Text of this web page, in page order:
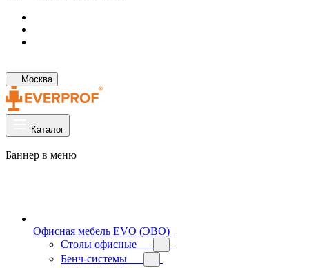
Москва
Каталог
Баннер в меню
Офисная мебель EVO (ЭВО)
Cтолы офисные
Бенч-системы